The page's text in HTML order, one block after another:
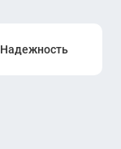
Надежность